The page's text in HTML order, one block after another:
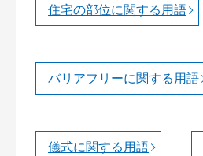
住宅の部位に関する用語
バリアフリーに関する用語
儀式に関する用語